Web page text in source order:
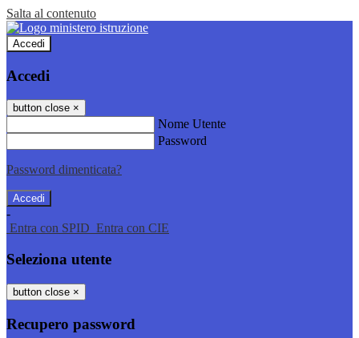
Salta al contenuto
Accedi
Accedi
button close ×
Nome Utente
Password
Password dimenticata?
-
Entra con SPID Entra con CIE
Seleziona utente
button close ×
Recupero password